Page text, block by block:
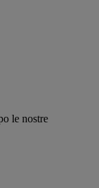
le nostre